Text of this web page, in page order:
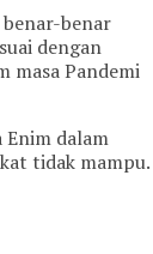
benar
dengan
masa Pandemi
Enim dalam
tidak mampu.